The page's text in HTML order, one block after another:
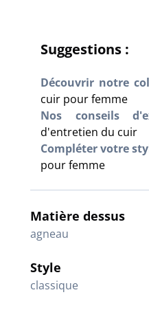
Suggestions :
Découvrir notre
cuir pour femme
Nos conseils
d'entretien du cuir
Compléter votre
pour femme
Matière dessus
agneau
Style
classique